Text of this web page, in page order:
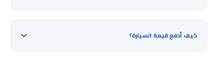
كيف أدفع قيمة السيارة؟